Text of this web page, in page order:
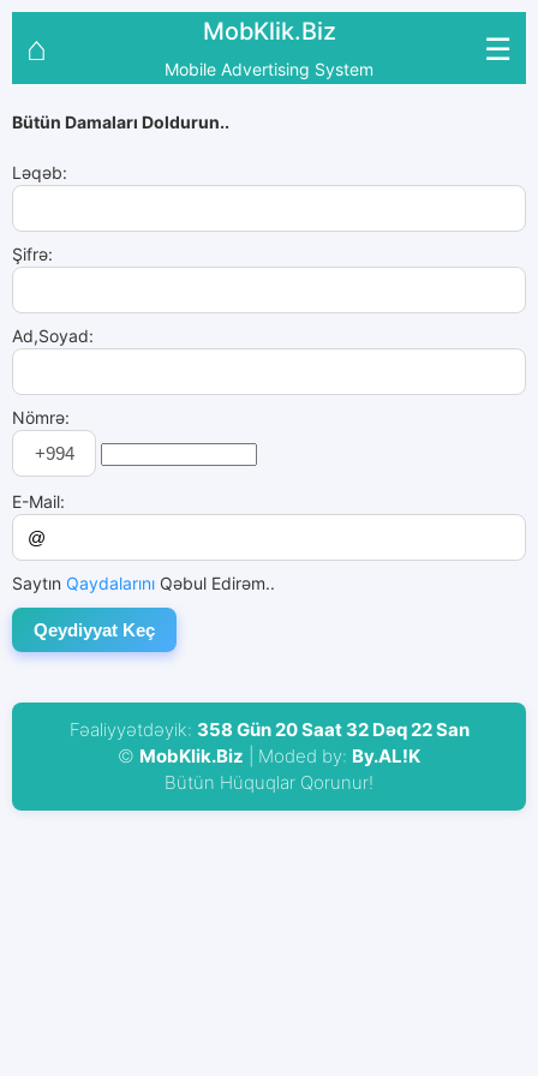
⌂ MobKlik.Biz
Mobile Advertising System
☰
Bütün Damaları Doldurun..
Ləqəb:
Şifrə:
Ad,Soyad:
Nömrə:
E-Mail:
Saytın Qaydalarını Qəbul Edirəm..
Fəaliyyətdəyik: 358 Gün 20 Saat 32 Dəq 22 San
© MobKlik.Biz | Moded by: By.AL!K
Bütün Hüquqlar Qorunur!